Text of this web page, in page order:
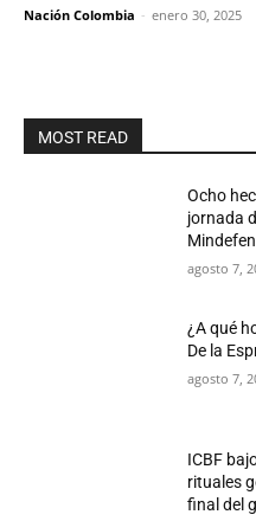
Nación Colombia - enero 30, 2025
MOST READ
Ocho
jornada
agosto 7,
¿A qué
De la
agosto 7,
ICBF
rituales
final del